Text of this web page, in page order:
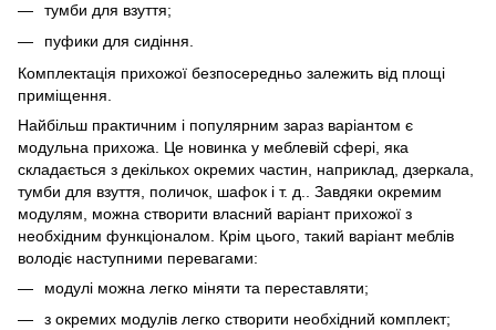
тумби для взуття;
пуфики для сидіння.
Комплектація прихожої безпосередньо залежить від площі
приміщення.
Найбільш практичним і популярним зараз варіантом є
модульна прихожа. Це новинка у меблевій сфері, яка
складається з декількох окремих частин, наприклад, дзеркала,
тумби для взуття, поличок, шафок і т. д.. Завдяки окремим
модулям, можна створити власний варіант прихожої з
необхідним функціоналом. Крім цього, такий варіант меблів
володіє наступними перевагами:
модулі можна легко міняти та переставляти;
з окремих модулів легко створити необхідний комплект;